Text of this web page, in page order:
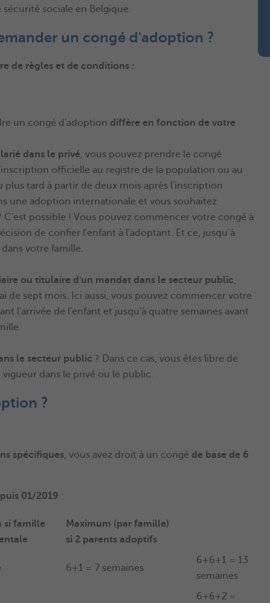
sociale en Belgique.
un congé d'adoption ?
de règles et de conditions :
un congé d'adoption diffère en fonction de votre
dans le privé, vous pouvez prendre le congé
officielle au registre de la population ou au
plus tard à partir de deux mois après l'inscription
une adoption internationale et vous souhaitez
possible ! Vous pouvez commencer votre congé à
de confier l'enfant à l'adoptant. Et ce, jusqu’à
votre famille.
ou titulaire d'un mandat dans le secteur public,
de sept mois. Ici aussi, vous pouvez commencer votre
l'arrivée de l'enfant et jusqu'à quatre semaines avant
le secteur public ? Dans ce cas, vous êtes libre de
dans le privé ou le public.
?
spécifiques, vous avez droit à un congé de base de 6
01/2019 :
si famille
Maximum (par famille)
si 2 parents adoptifs
6+1 = 7 semaines
6+6+1 = 13
semaines
6+6+2 =